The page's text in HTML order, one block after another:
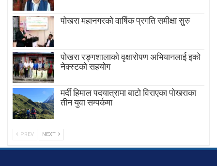
पोखरा महानगरको वार्षिक प्रगति समीक्षा सुरु
पोखरा रङ्गशालाको वृक्षारोपण अभियानलाई इको
नेक्स्टको सहयोग
मर्दी हिमाल पदयात्रामा बाटाे विराएका पाेखराका
तीन युवा सम्पर्कमा
PREV NEXT